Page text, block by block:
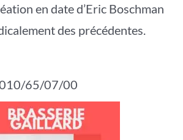
en date d’Eric Boschman
des précédentes.
010/65/07/00